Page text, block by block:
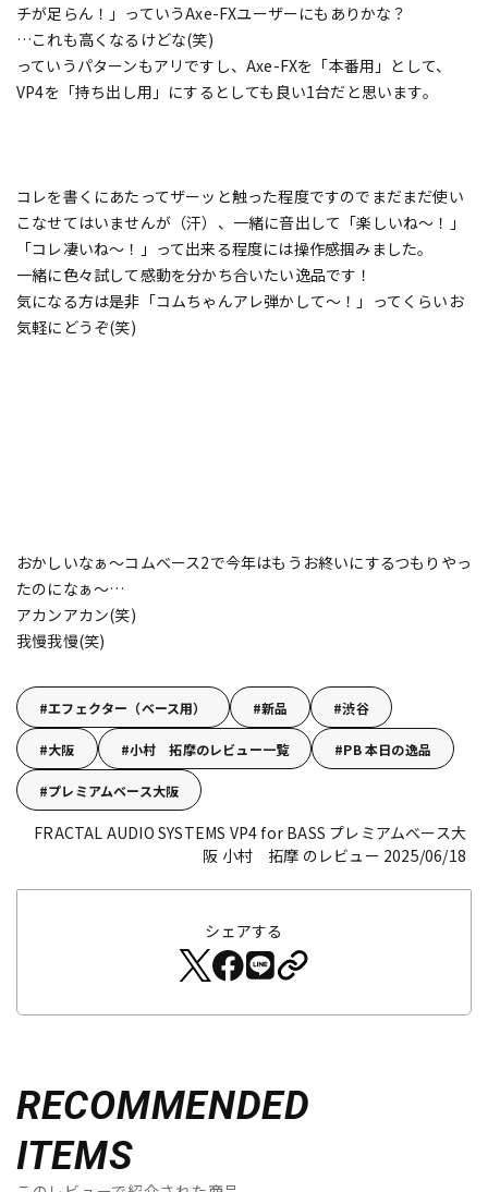
チが足らん！」っていうAxe-FXユーザーにもありかな？
…これも高くなるけどな(笑)
っていうパターンもアリですし、Axe-FXを「本番用」として、
VP4を「持ち出し用」にするとしても良い1台だと思います。
コレを書くにあたってザーッと触った程度ですのでまだまだ使い
こなせてはいませんが（汗）、一緒に音出して「楽しいね～！」
「コレ凄いね～！」って出来る程度には操作感掴みました。
一緒に色々試して感動を分かち合いたい逸品です！
気になる方は是非「コムちゃんアレ弾かして～！」ってくらいお
気軽にどうぞ(笑)
おかしいなぁ～コムベース2で今年はもうお終いにするつもりやっ
たのになぁ～…
アカンアカン(笑)
我慢我慢(笑)
エフェクター（ベース用） 新品 渋谷
大阪 小村 拓摩のレビュー一覧 PB 本日の逸品
プレミアムベース大阪
FRACTAL AUDIO SYSTEMS VP4 for BASS プレミアムベース大
阪 小村 拓摩 のレビュー 2025/06/18
シェアする
RECOMMENDED
ITEMS